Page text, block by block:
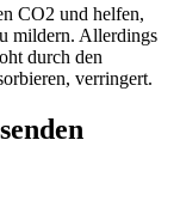
CO2 und helfen,
mildern. Allerdings
durch den
verringert.